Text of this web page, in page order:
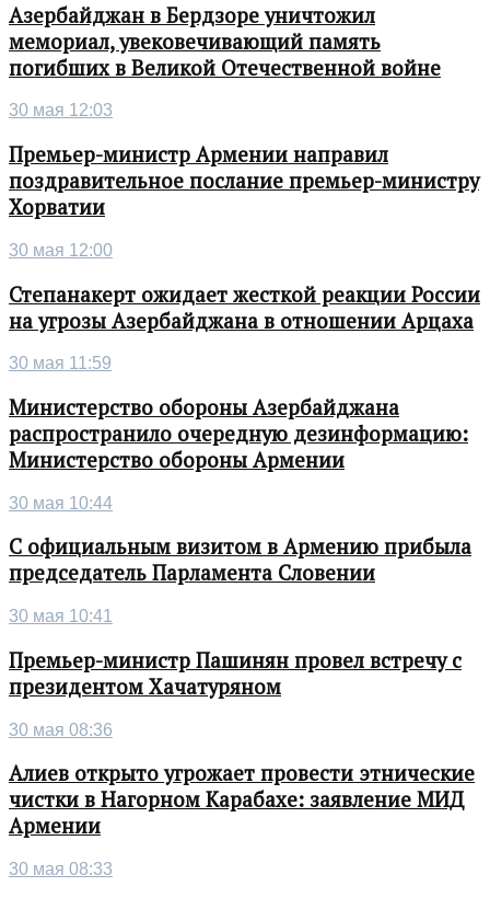
Азербайджан в Бердзоре уничтожил
мемориал, увековечивающий память
погибших в Великой Отечественной войне
30 мая 12:03
Премьер-министр Армении направил
поздравительное послание премьер-министру
Хорватии
30 мая 12:00
Степанакерт ожидает жесткой реакции России
на угрозы Азербайджана в отношении Арцаха
30 мая 11:59
Министерство обороны Азербайджана
распространило очередную дезинформацию:
Министерство обороны Армении
30 мая 10:44
С официальным визитом в Армению прибыла
председатель Парламента Словении
30 мая 10:41
Премьер-министр Пашинян провел встречу с
президентом Хачатуряном
30 мая 08:36
Алиев открыто угрожает провести этнические
чистки в Нагорном Карабахе: заявление МИД
Армении
30 мая 08:33